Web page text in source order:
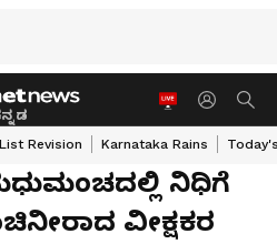
Revision Karnataka Rains
ನಿಧಿಗೆ
ವೀಕ್ಷಕರ